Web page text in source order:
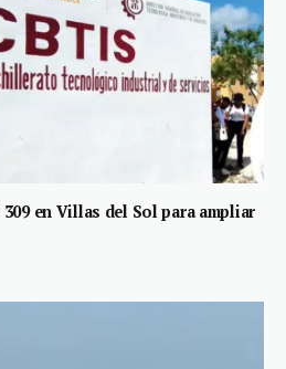
en Villas del Sol para ampliar